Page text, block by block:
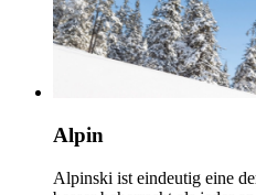
Alpin
Alpinski ist eindeutig eine